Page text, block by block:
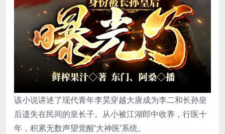
该小说讲述了现代青年李昊穿越大唐成为李二和长孙皇
后遗失在民间的皇长子。从小被江湖郎中收养，行医十
年，积累无数声望觉醒‘大神医’系统。